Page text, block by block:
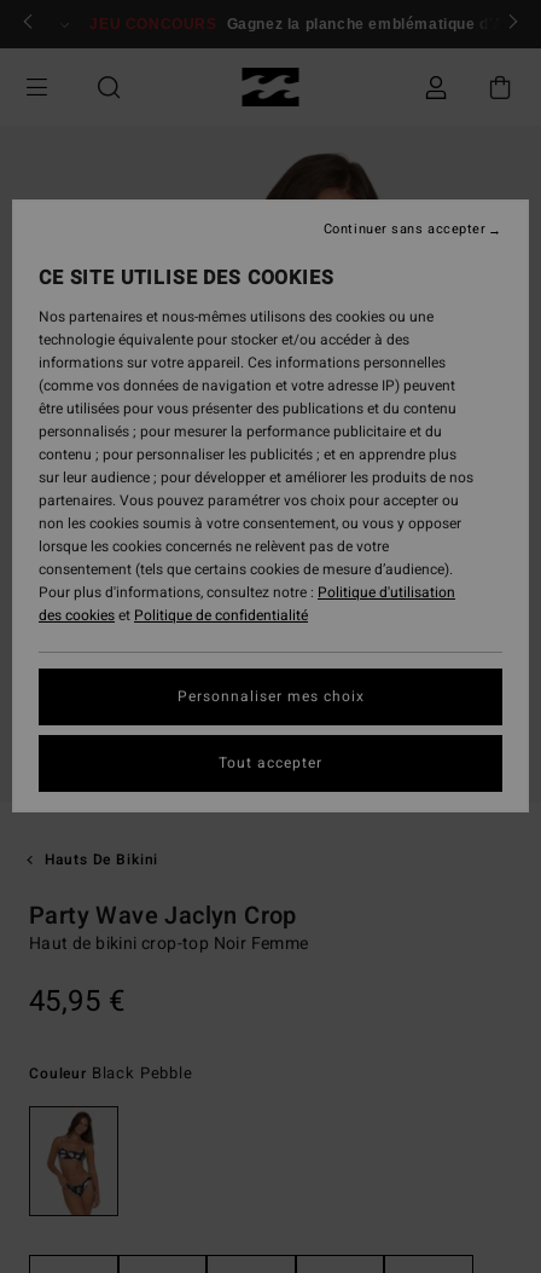
Passer
Se connecter / s'inscrire
JEU CONCOURS Gagnez la planche emblématique d'Andy
Hauts De Bikini
Party Wave Jaclyn Crop
Haut de bikini crop-top Noir Femme
45,95 €
Couleur Black Pebble
CE SITE UTILISE DES COOKIES
Nos partenaires et nous-mêmes utilisons des cookies ou une
technologie équivalente pour stocker et/ou accéder à des
informations sur votre appareil. Ces informations personnelles
(comme vos données de navigation et votre adresse IP) peuvent
être utilisées pour vous présenter des publications et du contenu
personnalisés ; pour mesurer la performance publicitaire et du
contenu ; pour personnaliser les publicités ; et en apprendre plus
sur leur audience ; pour développer et améliorer les produits de nos
partenaires. Vous pouvez paramétrer vos choix pour accepter ou
non les cookies soumis à votre consentement, ou vous y opposer
lorsque les cookies concernés ne relèvent pas de votre
consentement (tels que certains cookies de mesure d’audience).
Pour plus d'informations, consultez notre : Politique d'utilisation
des cookieset Politique de confidentialité
Personnaliser mes choix
Continuer sans accepter
Tout accepter